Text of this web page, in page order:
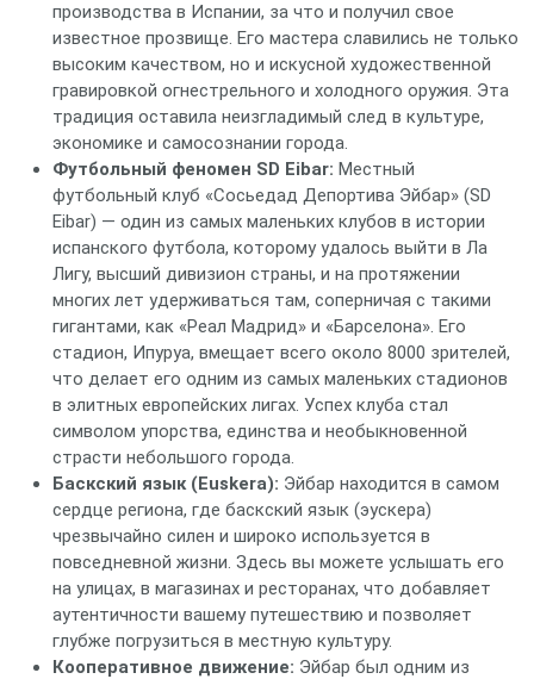
производства в Испании, за что и получил свое
известное прозвище. Его мастера славились не только
высоким качеством, но и искусной художественной
гравировкой огнестрельного и холодного оружия. Эта
традиция оставила неизгладимый след в культуре,
экономике и самосознании города.
Футбольный феномен SD Eibar: Местный
футбольный клуб «Сосьедад Депортива Эйбар» (SD
Eibar) — один из самых маленьких клубов в истории
испанского футбола, которому удалось выйти в Ла
Лигу, высший дивизион страны, и на протяжении
многих лет удерживаться там, соперничая с такими
гигантами, как «Реал Мадрид» и «Барселона». Его
стадион, Ипуруа, вмещает всего около 8000 зрителей,
что делает его одним из самых маленьких стадионов
в элитных европейских лигах. Успех клуба стал
символом упорства, единства и необыкновенной
страсти небольшого города.
Баскский язык (Euskera): Эйбар находится в самом
сердце региона, где баскский язык (эускера)
чрезвычайно силен и широко используется в
повседневной жизни. Здесь вы можете услышать его
на улицах, в магазинах и ресторанах, что добавляет
аутентичности вашему путешествию и позволяет
глубже погрузиться в местную культуру.
Кооперативное движение: Эйбар был одним из